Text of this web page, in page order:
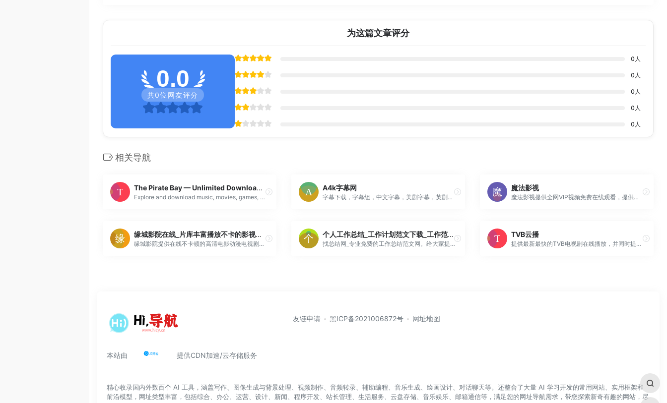
为这篇文章评分
0.0
共0位网友评分
0 人
0 人
0 人
0 人
0 人
相关导航
The Pirate Bay — Unlimited Downloads of Music, Movies, Games & Software
Explore and download music, movies, games, and software through Pirate Bay Proxy, renowned as the most secure BitTorrent site.
A4k字幕网
字幕下载，字幕组，中文字幕，美剧字幕，英剧字幕，双语字幕，新番字幕
魔法影视
魔法影视提供全网VIP视频免费在线观看，提供最新电影、电视剧、动漫、综艺、体育等视频资源，提供高清视频在线观看
缘城影院在线_片库丰富播放不卡的影视网站
缘城影院提供在线不卡顿的高清电影动漫电视剧免费播放，每日第一时间更新电视剧最新一集和动漫最新一集，实时同步最新的电影在线播放资源，喜欢的朋友请收藏。
个人工作总结_工作计划范文下载_工作范文写作_上找总结网
找总结网_专业免费的工作总结范文网。给大家提供免费各行业的工作总结范文、工作计划，包括有个人年终工作总结、教师年终总结范文、学期总结范文等真正的免费平台，全力服务于工作总结，工作计划范文。
TVB云播
提供最新最快的TVB电视剧在线播放，并同时提供国内火热电视剧极速播放！
本站由 提供CDN加速/云存储服务
友链申请 黑ICP备2021006872号 网址地图
精心收录国内外数百个 AI 工具，涵盖写作、图像生成与背景处理、视频制作、音频转录、辅助编程、音乐生成、绘画设计、对话聊天等。还整合了大量 AI 学习开发的常用网站、实用框架和
前沿模型，网址类型丰富，包括综合、办公、运营、设计、新闻、程序开发、站长管理、生活服务、云盘存储、音乐娱乐、邮箱通信等，满足您的网址导航需求，带您探索新奇有趣的网站，尽